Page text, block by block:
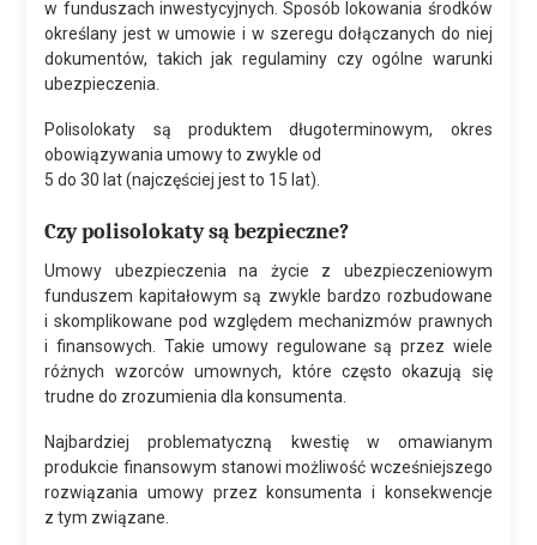
w funduszach inwestycyjnych. Sposób lokowania środków
określany jest w umowie i w szeregu dołączanych do niej
dokumentów, takich jak regulaminy czy ogólne warunki
ubezpieczenia.
Polisolokaty są produktem długoterminowym, okres
obowiązywania umowy to zwykle od
5 do 30 lat (najczęściej jest to 15 lat).
Czy polisolokaty są bezpieczne?
Umowy ubezpieczenia na życie z ubezpieczeniowym
funduszem kapitałowym są zwykle bardzo rozbudowane
i skomplikowane pod względem mechanizmów prawnych
i finansowych. Takie umowy regulowane są przez wiele
różnych wzorców umownych, które często okazują się
trudne do zrozumienia dla konsumenta.
Najbardziej problematyczną kwestię w omawianym
produkcie finansowym stanowi możliwość wcześniejszego
rozwiązania umowy przez konsumenta i konsekwencje
z tym związane.